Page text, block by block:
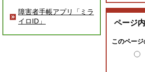
障害者手帳アプリ「ミラ
イロID」
ページ
このペー